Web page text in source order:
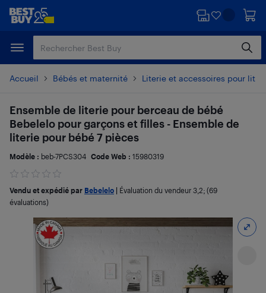
Passer
principal
Passer
Accueil Bébés et maternité Literie et accessoires pour lit
Ensemble de literie pour berceau de bébé
Bebelelo pour garçons et filles - Ensemble de
literie pour bébé 7 pièces
Modèle : beb-7PCS304 Code Web : 15980319
Vendu et expédié par Bebelelo Évaluation du vendeur 3,2; (69
évaluations)